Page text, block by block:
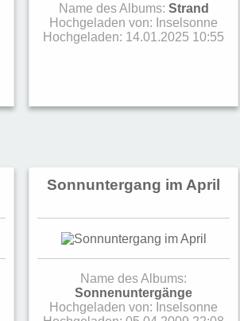
Name des Albums: Strand
Hochgeladen von: Inselsonne
Hochgeladen: 14.01.2025 10:55
Sonnuntergang im April
Name des Albums:
Sonnenuntergänge
Hochgeladen von: Inselsonne